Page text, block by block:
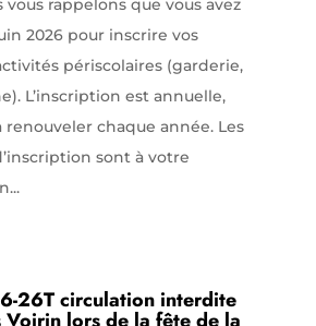
vous rappelons que vous avez
2026 pour inscrire vos
périscolaires (garderie,
L’inscription est annuelle,
renouveler chaque année. Les
sont à votre
26T circulation interdite
Voirin lors de la fête de la